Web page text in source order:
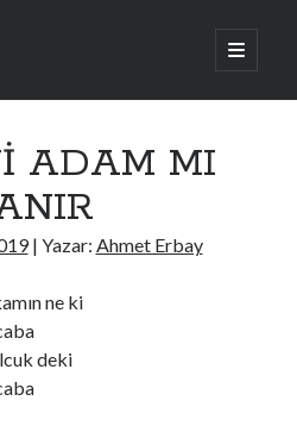
ana
menüyü
ADAM MI
| Yazar: Ahmet Erbay
ne ki
deki